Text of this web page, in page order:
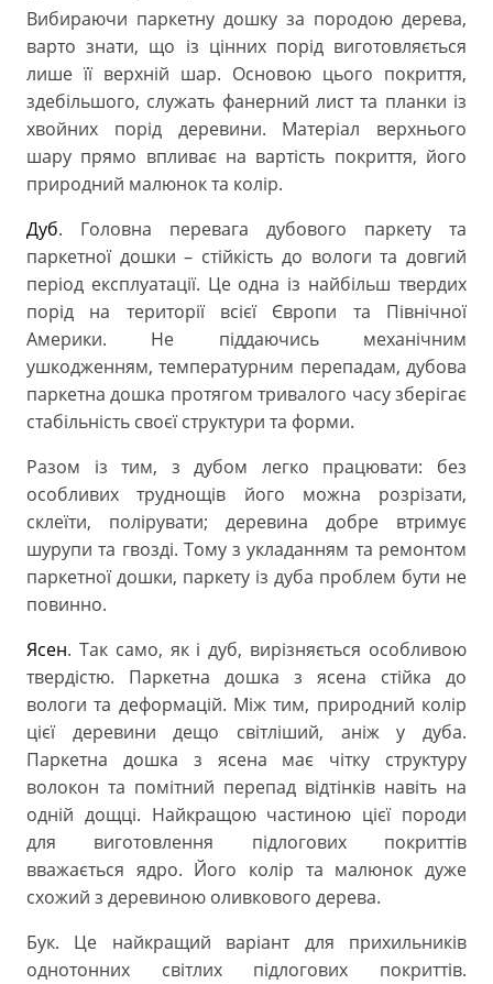
Вибираючи паркетну дошку за породою дерева,
варто знати, що із цінних порід виготовляється
лише її верхній шар. Основою цього покриття,
здебільшого, служать фанерний лист та планки із
хвойних порід деревини. Матеріал верхнього
шару прямо впливає на вартість покриття, його
природний малюнок та колір.
Дуб. Головна перевага дубового паркету та
паркетної дошки – стійкість до вологи та довгий
період експлуатації. Це одна із найбільш твердих
порід на території всієї Європи та Північної
Америки. Не піддаючись механічним
ушкодженням, температурним перепадам, дубова
паркетна дошка протягом тривалого часу зберігає
стабільність своєї структури та форми.
Разом із тим, з дубом легко працювати: без
особливих труднощів його можна розрізати,
склеїти, полірувати; деревина добре втримує
шурупи та гвозді. Тому з укладанням та ремонтом
паркетної дошки, паркету із дуба проблем бути не
повинно.
Ясен. Так само, як і дуб, вирізняється особливою
твердістю. Паркетна дошка з ясена стійка до
вологи та деформацій. Між тим, природний колір
цієї деревини дещо світліший, аніж у дуба.
Паркетна дошка з ясена має чітку структуру
волокон та помітний перепад відтінків навіть на
одній дощці. Найкращою частиною цієї породи
для виготовлення підлогових покриттів
вважається ядро. Його колір та малюнок дуже
схожий з деревиною оливкового дерева.
Бук. Це найкращий варіант для прихильників
однотонних світлих підлогових покриттів.